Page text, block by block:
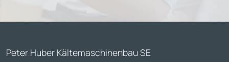
Peter Huber Kältemaschinenbau SE